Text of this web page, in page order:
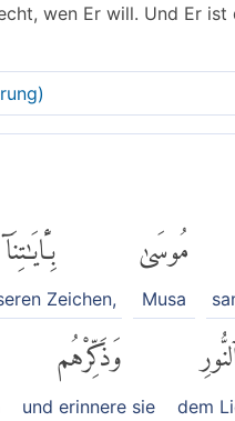
wen Er will. Und Er
مُوسَىٰ
Musa
بِـَٔايَٰتِنَآ
Zeichen,
dem
وَذَكِّرْهُم
und erinnere sie